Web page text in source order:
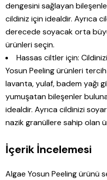
dengesini sağlayan
cildiniz için idealdir. Ayrıca
derecede soyacak orta
ürünleri seçin.
Hassas ciltler için:
Yosun Peeling ürünleri
lavanta, yulaf, badem yağı
yumuşatan bileşenler
idealdir. Ayrıca cildinizi
nazik granüllere sahip olan
İçerik İncelemesi
Algae Yosun Peeling ürünü